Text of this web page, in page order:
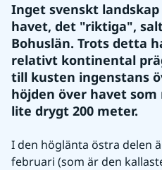
Inget svenskt
havet, det "riktiga",
Bohuslän. Trots detta
relativt kontinental
till kusten ingenstans
höjden över havet
lite drygt 200 meter.
I den höglänta östra delen
februari (som är den